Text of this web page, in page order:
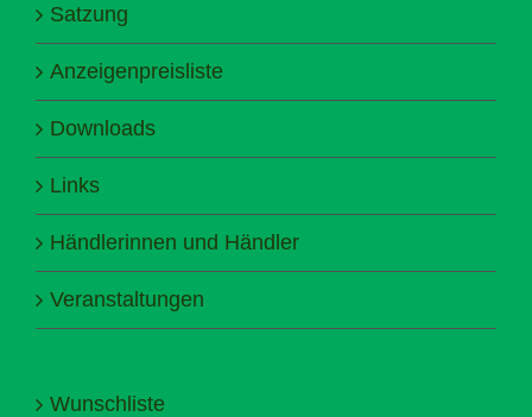
Satzung
Anzeigenpreisliste
Downloads
Links
Händlerinnen und Händler
Veranstaltungen
Wunschliste